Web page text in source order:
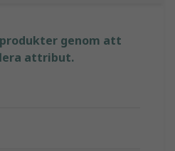
genom att
attribut.